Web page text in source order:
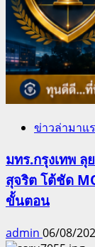
ข่าวล่ามาแ
มทร.กรุงเทพ
สุจริต โต้ชัด
ขั้นตอน
admin 06/08/